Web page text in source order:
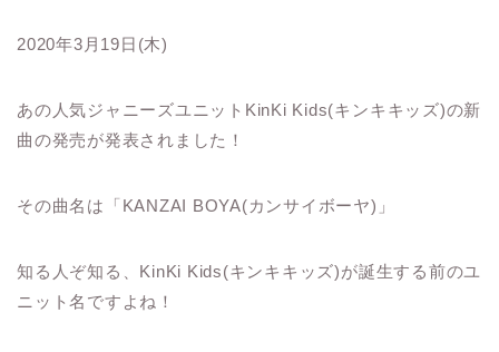
2020年3月19日(木)
あの人気ジャニーズユニットKinKi Kids(キンキキッズ)の新
曲の発売が発表されました！
その曲名は「KANZAI BOYA(カンサイボーヤ)」
知る人ぞ知る、KinKi Kids(キンキキッズ)が誕生する前のユ
ニット名ですよね！